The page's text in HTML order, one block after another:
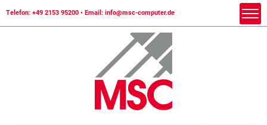
Telefon: +49 2153 95200 • Email: info@msc-computer.de